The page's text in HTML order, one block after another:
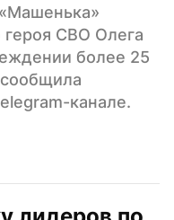
героя СВО Олега
более 25
канале.